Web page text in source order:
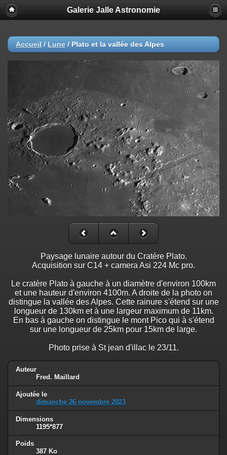
Galerie Jalle Astronomie
Accueil / Lune / Plato et la vallée des Alpes
Paysage lunaire autour du Cratère Plato.
Acquisition sur C14 + camera Asi 224 Mc pro.
Le cratère Plato à gauche à un diamètre d'environ 100km
et une hauteur d'environ 4100m. A droite de la photo on
distingue la vallée des Alpes. Cette rainure s'étend sur une
longueur de 130km et à une largeur maximum de 11km.
En bas à gauche on distingue le mont Pico qui à s'étend
sur une longueur de 25km pour 15km de large.
Photo prise à St jean d'illac le 23/11.
Auteur
Fred. Maillard
Ajoutée le
dimanche 26 novembre 2023
Dimensions
1195*877
Poids
387 Ko